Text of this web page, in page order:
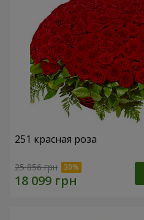
251 красная роза
25 856 грн